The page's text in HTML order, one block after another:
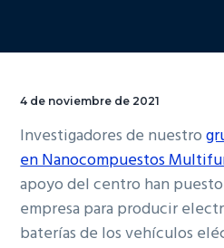
4 de noviembre de 2021
Investigadores de nuestro
en Nanocompuestos
apoyo del centro han
empresa para producir
baterías de los vehículos